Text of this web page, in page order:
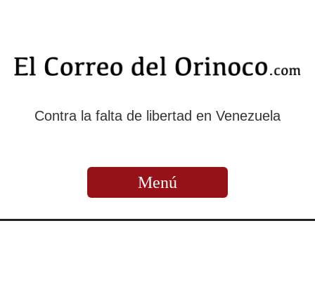
Contra la falta de libertad en Venezuela
Menú